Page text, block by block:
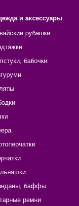
и аксессуары
рубашки
бабочки
баффы
ремни